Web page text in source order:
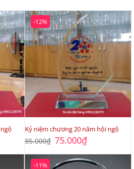
-12%
Kỷ niệm chương 20 năm hội ngộ
85.000₫ Giá
gốc
là:
85.000₫.
75.000₫Giá
hiện
tại
là:
75.000₫.
-11%